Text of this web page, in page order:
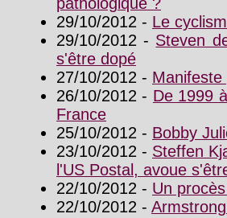
29/10/2012 - Le
29/10/2012 - Steven
s'être dopé
27/10/2012 -
26/10/2012 - De 1999
France
25/10/2012 - Bobby
23/10/2012 - Steffen
l'US Postal, avoue
22/10/2012 - Un
22/10/2012 -